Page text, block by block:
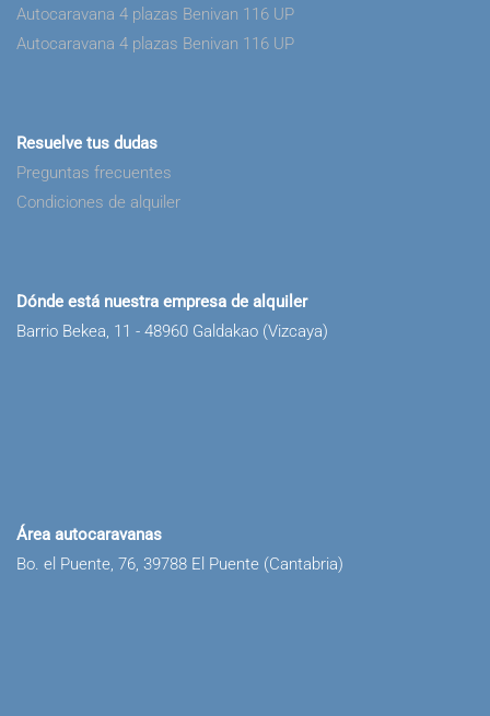
Autocaravana 4 plazas Benivan 116 UP
Autocaravana 4 plazas Benivan 116 UP
Resuelve tus dudas
Preguntas frecuentes
Condiciones de alquiler
Dónde está nuestra empresa de alquiler
Barrio Bekea, 11 - 48960 Galdakao (Vizcaya)
Área autocaravanas
Bo. el Puente, 76, 39788 El Puente (Cantabria)